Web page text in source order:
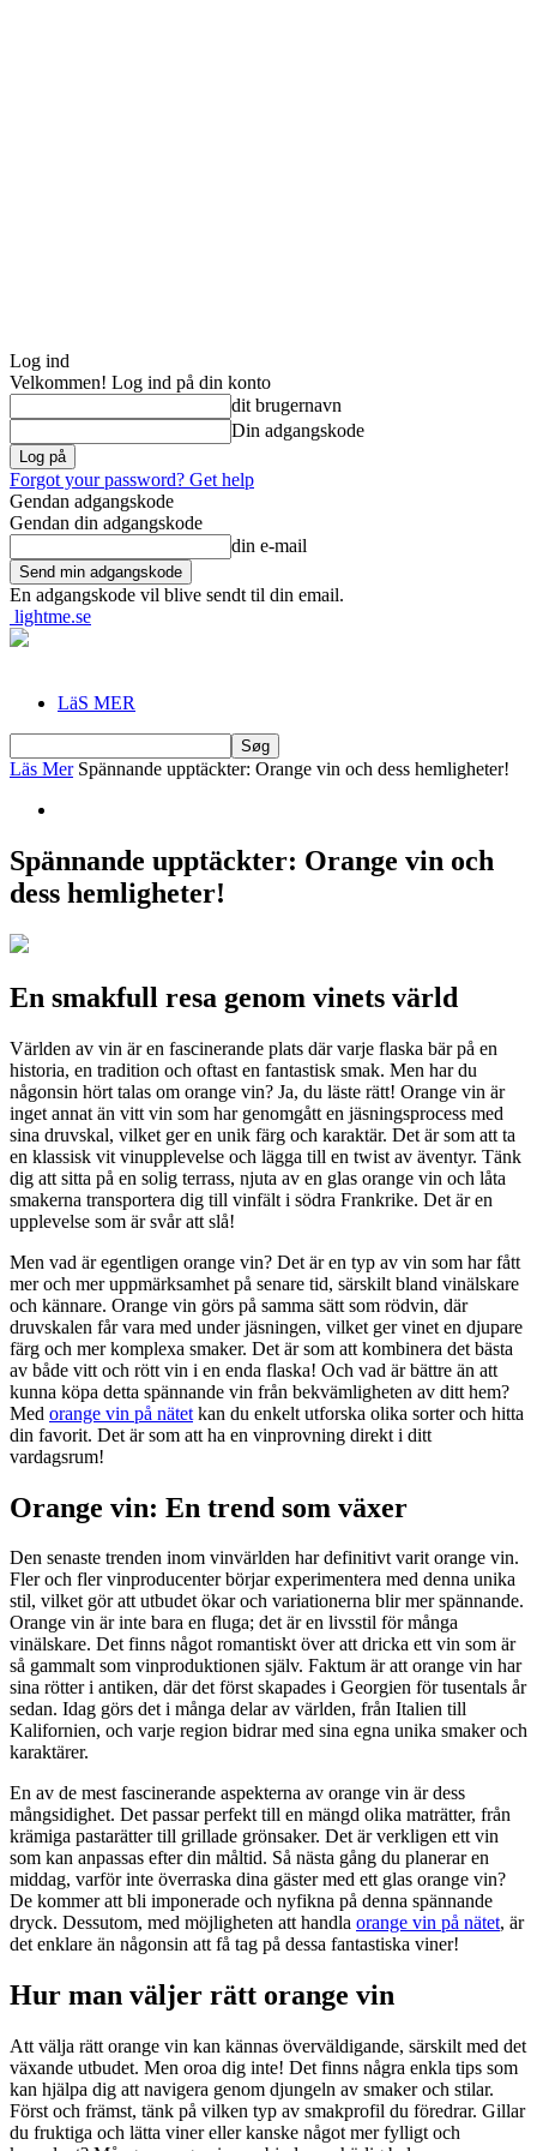
Log ind
Velkommen! Log ind på din konto
dit brugernavn
Din adgangskode
Forgot your password? Get help
Gendan adgangskode
Gendan din adgangskode
din e-mail
En adgangskode vil blive sendt til din email.
lightme.se
LäS MER
Läs Mer Spännande upptäckter: Orange vin och dess hemligheter!
Spännande upptäckter: Orange vin och
dess hemligheter!
En smakfull resa genom vinets värld
Världen av vin är en fascinerande plats där varje flaska bär på en
historia, en tradition och oftast en fantastisk smak. Men har du
någonsin hört talas om orange vin? Ja, du läste rätt! Orange vin är
inget annat än vitt vin som har genomgått en jäsningsprocess med
sina druvskal, vilket ger en unik färg och karaktär. Det är som att ta
en klassisk vit vinupplevelse och lägga till en twist av äventyr. Tänk
dig att sitta på en solig terrass, njuta av en glas orange vin och låta
smakerna transportera dig till vinfält i södra Frankrike. Det är en
upplevelse som är svår att slå!
Men vad är egentligen orange vin? Det är en typ av vin som har fått
mer och mer uppmärksamhet på senare tid, särskilt bland vinälskare
och kännare. Orange vin görs på samma sätt som rödvin, där
druvskalen får vara med under jäsningen, vilket ger vinet en djupare
färg och mer komplexa smaker. Det är som att kombinera det bästa
av både vitt och rött vin i en enda flaska! Och vad är bättre än att
kunna köpa detta spännande vin från bekvämligheten av ditt hem?
Med orange vin på nätet kan du enkelt utforska olika sorter och hitta
din favorit. Det är som att ha en vinprovning direkt i ditt
vardagsrum!
Orange vin: En trend som växer
Den senaste trenden inom vinvärlden har definitivt varit orange vin.
Fler och fler vinproducenter börjar experimentera med denna unika
stil, vilket gör att utbudet ökar och variationerna blir mer spännande.
Orange vin är inte bara en fluga; det är en livsstil för många
vinälskare. Det finns något romantiskt över att dricka ett vin som är
så gammalt som vinproduktionen själv. Faktum är att orange vin har
sina rötter i antiken, där det först skapades i Georgien för tusentals år
sedan. Idag görs det i många delar av världen, från Italien till
Kalifornien, och varje region bidrar med sina egna unika smaker och
karaktärer.
En av de mest fascinerande aspekterna av orange vin är dess
mångsidighet. Det passar perfekt till en mängd olika maträtter, från
krämiga pastarätter till grillade grönsaker. Det är verkligen ett vin
som kan anpassas efter din måltid. Så nästa gång du planerar en
middag, varför inte överraska dina gäster med ett glas orange vin?
De kommer att bli imponerade och nyfikna på denna spännande
dryck. Dessutom, med möjligheten att handla orange vin på nätet, är
det enklare än någonsin att få tag på dessa fantastiska viner!
Hur man väljer rätt orange vin
Att välja rätt orange vin kan kännas överväldigande, särskilt med det
växande utbudet. Men oroa dig inte! Det finns några enkla tips som
kan hjälpa dig att navigera genom djungeln av smaker och stilar.
Först och främst, tänk på vilken typ av smakprofil du föredrar. Gillar
du fruktiga och lätta viner eller kanske något mer fylligt och